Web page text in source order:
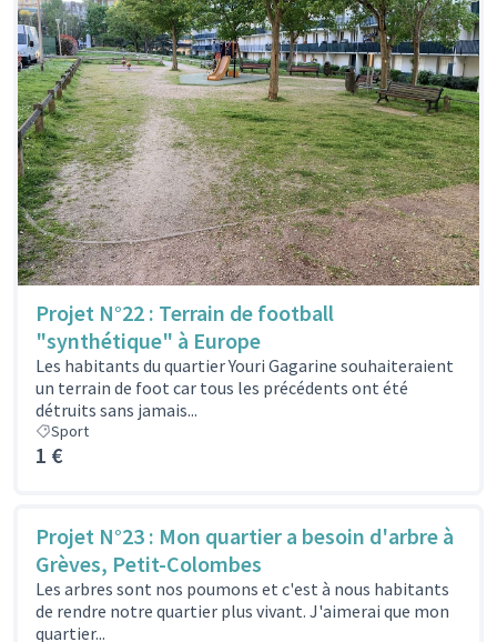
Projet N°22 : Terrain de football
"synthétique" à Europe
Les habitants du quartier Youri Gagarine souhaiteraient
un terrain de foot car tous les précédents ont été
détruits sans jamais...
Sport
1 €
Projet N°23 : Mon quartier a besoin d'arbre à
Grèves, Petit-Colombes
Les arbres sont nos poumons et c'est à nous habitants
de rendre notre quartier plus vivant. J'aimerai que mon
quartier...